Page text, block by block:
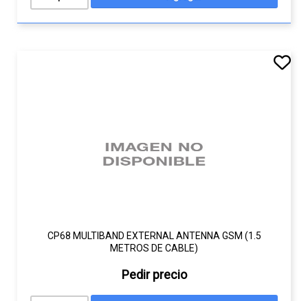
CP68 MULTIBAND EXTERNAL ANTENNA GSM (1.5
METROS DE CABLE)
Pedir precio